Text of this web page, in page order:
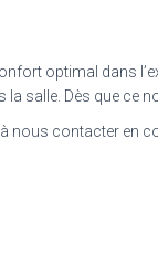
optimal dans
salle. Dès que ce
nous contacter en